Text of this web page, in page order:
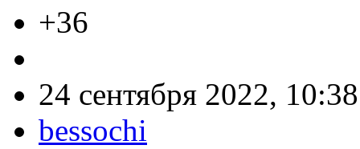
+36
24 сентября 2022, 10:38
bessochi